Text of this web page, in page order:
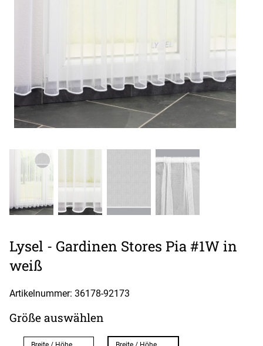
Lysel - Gardinen Stores Pia #1W in
weiß
Artikelnummer: 36178-92173
Größe auswählen